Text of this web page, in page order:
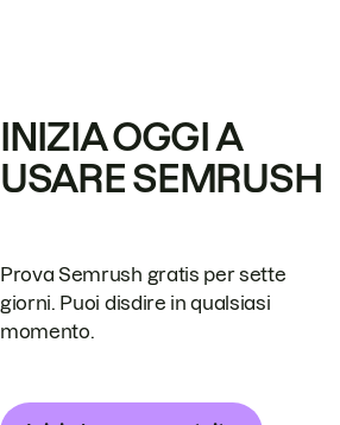
INIZIA OGGI A
USARE SEMRUSH
Prova Semrush gratis per sette
giorni. Puoi disdire in qualsiasi
momento.